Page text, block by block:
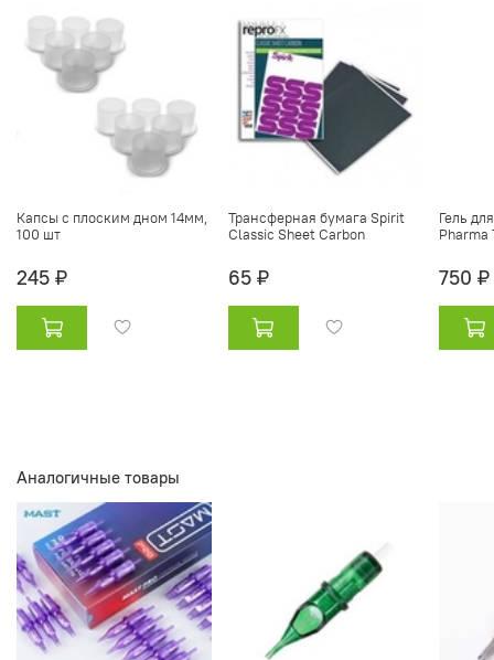
Капсы с плоским дном 14мм,
100 шт
245 ₽
Трансферная бумага Spirit
Classic Sheet Carbon
65 ₽
Гель
Pharma
750 ₽
Аналогичные товары